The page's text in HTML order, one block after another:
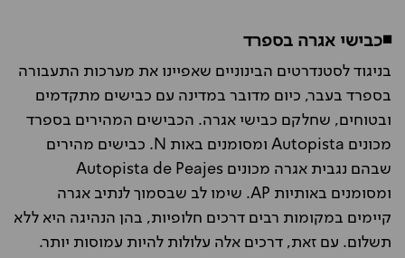
◾כבישי אגרה בספרד
בניגוד לסטנדרטים הבינוניים שאפיינו את מערכות התעבורה
בספרד בעבר, כיום מדובר במדינה עם כבישים מתקדמים
ובטוחים, שחלקם כבישי אגרה. הכבישים המהירים בספרד
מכונים Autopista ומסומנים באות N. כבישים מהירים
שבהם נגבית אגרה מכונים Autopista de Peajes
ומסומנים באותיות AP. שימו לב שבסמוך לנתיב אגרה
קיימים במקומות רבים דרכים חלופיות, בהן הנהיגה היא ללא
תשלום. עם זאת, דרכים אלה עלולות להיות עמוסות יותר.